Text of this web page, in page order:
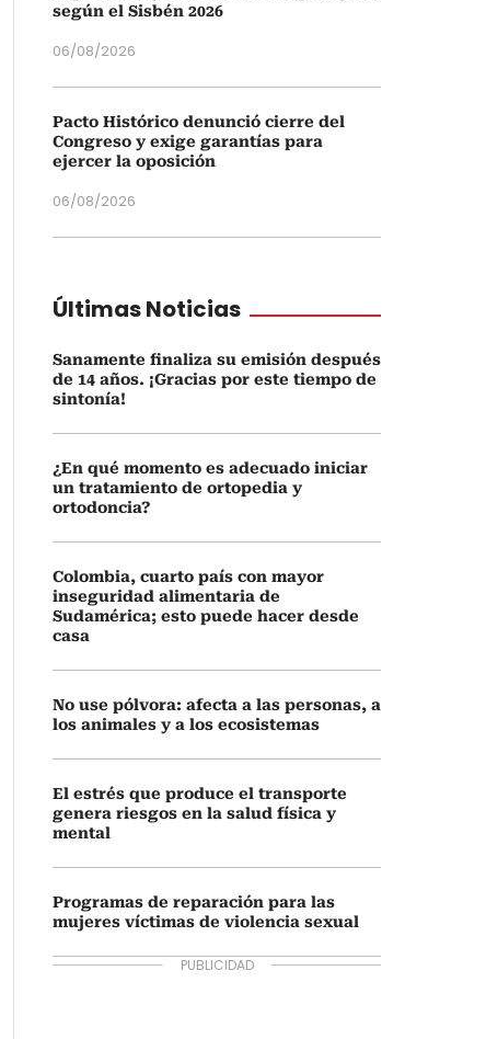
según el Sisbén 2026
06/08/2026
Pacto Histórico denunció cierre del
Congreso y exige garantías para
ejercer la oposición
06/08/2026
Últimas Noticias
Sanamente finaliza su emisión después
de 14 años. ¡Gracias por este tiempo de
sintonía!
¿En qué momento es adecuado iniciar
un tratamiento de ortopedia y
ortodoncia?
Colombia, cuarto país con mayor
inseguridad alimentaria de
Sudamérica; esto puede hacer desde
casa
No use pólvora: afecta a las personas, a
los animales y a los ecosistemas
El estrés que produce el transporte
genera riesgos en la salud física y
mental
Programas de reparación para las
mujeres víctimas de violencia sexual